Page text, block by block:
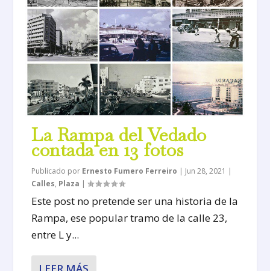
La Rampa del Vedado
contada en 13 fotos
Publicado por Ernesto Fumero Ferreiro | Jun 28, 2021 |
Calles, Plaza |
Este post no pretende ser una historia de la
Rampa, ese popular tramo de la calle 23,
entre L y...
LEER MÁS